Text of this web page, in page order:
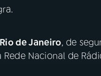
de Janeiro, de
Nacional de